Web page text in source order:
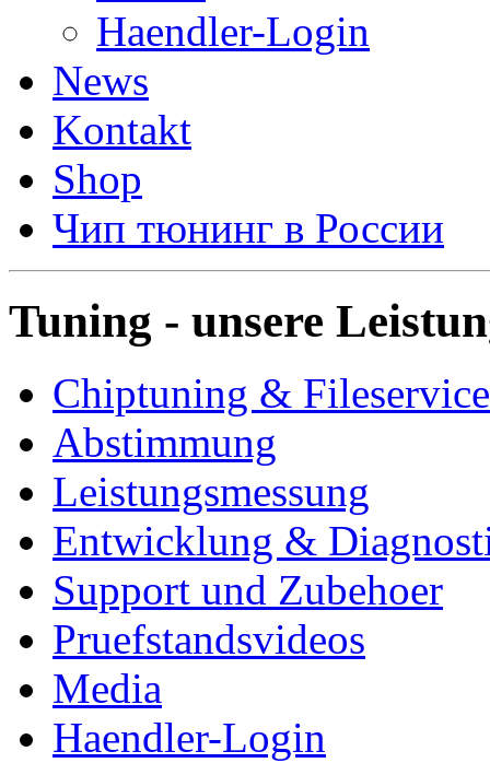
Haendler-Login
News
Kontakt
Shop
Чип тюнинг в России
Tuning - unsere
Chiptuning & Fileservice
Abstimmung
Leistungsmessung
Entwicklung &
Support und Zubehoer
Pruefstandsvideos
Media
Haendler-Login